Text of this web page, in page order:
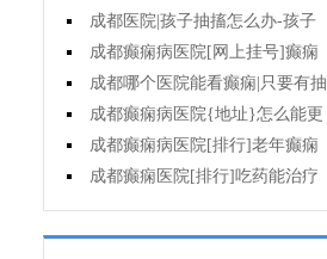
度公布」癫痫病人的饮食禁忌
成都医院|孩子抽搐怎么办-孩子
得癫痫后能出门吗?
成都癫痫病医院[网上挂号]癫痫
对孩子的伤害有什么?
成都哪个医院能看癫痫|只要有抽
搐就是癫痫病吗?
成都癫痫病医院{地址}怎么能更
有效治癫痫?
成都癫痫病医院[排行]老年癫痫
增多的原因是什么?
成都癫痫医院[排行]吃药能治疗
好癫痫吗?